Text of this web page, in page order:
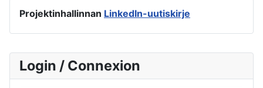
Login / Connexion
Projektinhallinnan LinkedIn-uutiskirje